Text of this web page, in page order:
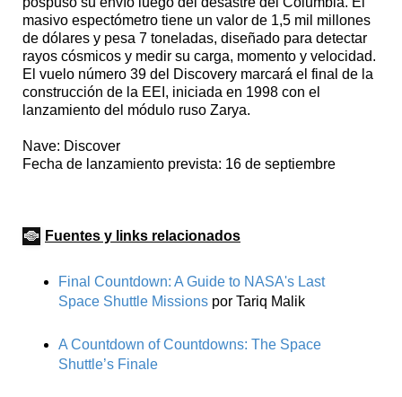
masivo espectómetro tiene un valor de 1,5 mil millones
de dólares y pesa 7 toneladas, diseñado para detectar
rayos cósmicos y medir su carga, momento y velocidad.
El vuelo número 39 del Discovery marcará el final de la
construcción de la EEI, iniciada en 1998 con el
lanzamiento del módulo ruso Zarya.
Nave: Discover
Fecha de lanzamiento prevista: 16 de septiembre
Fuentes y links relacionados
Final Countdown: A Guide to NASA's Last
Space Shuttle Missionspor Tariq Malik
A Countdown of Countdowns: The Space
Shuttle’s Finale